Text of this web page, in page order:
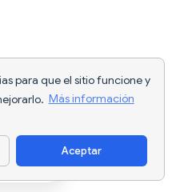
para que el sitio funcione y
Más información
Aceptar
app